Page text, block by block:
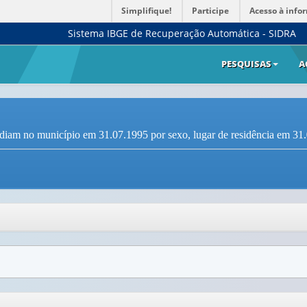
Simplifique! Participe Acesso à
Sistema IBGE de Recuperação Automática - SIDRA
PESQUISAS
no município em 31.07.1995 por sexo, lugar de residência em